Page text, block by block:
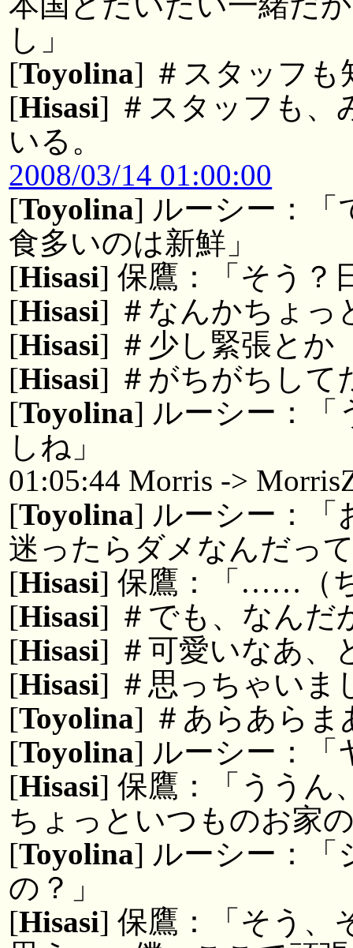
し」
[Toyolina] ＃スタッフも
[Hisasi] ＃スタッフも、
いる。
2008/03/14 01:00:00
[Toyolina] ルーシー：「
食多いのは新鮮」
[Hisasi] 保鷹：「そう？
[Hisasi] ＃なんかちょっ
[Hisasi] ＃少し緊張とか
[Hisasi] ＃がちがちして
[Toyolina] ルーシー：「
しね」
01:05:44 Morris ->
[Toyolina] ルーシー：「
迷ったらダメなんだっ
[Hisasi] 保鷹：「……（
[Hisasi] ＃でも、なんだ
[Hisasi] ＃可愛いなあ、
[Hisasi] ＃思っちゃいま
[Toyolina] ＃あらあらま
[Toyolina] ルーシー：「
[Hisasi] 保鷹：「うう
ちょっといつものお家
[Toyolina] ルーシー：「
の？」
[Hisasi] 保鷹：「そう、